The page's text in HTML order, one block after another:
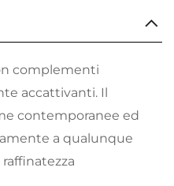
complementi
accattivanti. Il
contemporanee ed
a qualunque